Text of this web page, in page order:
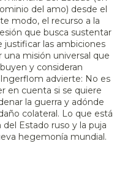
del amo) desde el
modo, el recurso a la
que busca sustentar
justificar las ambiciones
misión universal que
y consideran
advierte: No es
en cuenta si se quiere
la guerra y adónde
colateral. Lo que está
Estado ruso y la puja
hegemonía mundial.